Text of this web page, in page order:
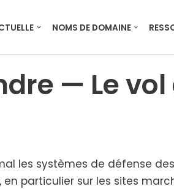
NOMS DE DOMAINE
— Le vol
les sys­tèmes de défense
par­ti­cu­lier sur les sites